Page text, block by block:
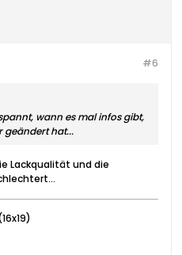
#6
wann es mal infos gibt,
geändert hat...
Lackqualität und die